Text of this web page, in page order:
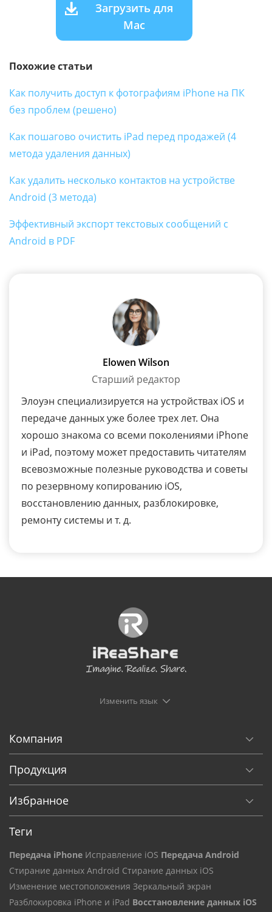
Загрузить для
Mac
Похожие статьи
Как получить доступ к фотографиям iPhone на ПК
без проблем (решено)
Как пошагово очистить iPad перед продажей (4
метода удаления данных)
Как удалить несколько контактов на устройстве
Android (3 метода)
Эффективный экспорт текстовых сообщений с
Android в PDF
Elowen Wilson
Старший редактор
Элоуэн специализируется на устройствах iOS и
передаче данных уже более трех лет. Она
хорошо знакома со всеми поколениями iPhone
и iPad, поэтому может предоставить читателям
всевозможные полезные руководства и советы
по резервному копированию iOS,
восстановлению данных, разблокировке,
ремонту системы и т. д.
Изменить язык
Компания
Продукция
Избранное
Теги
Передача iPhone Исправление iOS Передача Android
Стирание данных Android Стирание данных iOS
Изменение местоположения Зеркальный экран
Разблокировка iPhone и iPad Восстановление данных iOS